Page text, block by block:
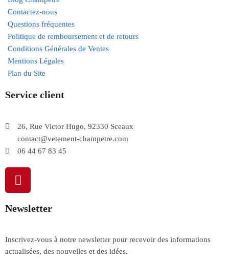
Contactez-nous
Questions fréquentes
Politique de remboursement et de retours
Conditions Générales de Ventes
Mentions Légales
Plan du Site
Service client
26, Rue Victor Hugo, 92330 Sceaux
contact@vetement-champetre.com
06 44 67 83 45
Newsletter
Inscrivez-vous à notre newsletter pour recevoir des informations
actualisées, des nouvelles et des idées.